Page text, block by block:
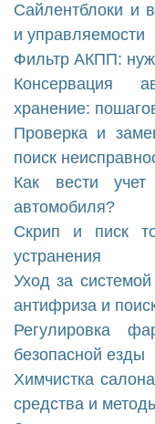
Сайлентблоки и
и управляемости
Фильтр АКПП:
Консервация
хранение:
Проверка и
поиск
Как вести
автомобиля?
Скрип и писк
устранения
Уход за
антифриза и
Регулировка
безопасной езды
Химчистка
средства и